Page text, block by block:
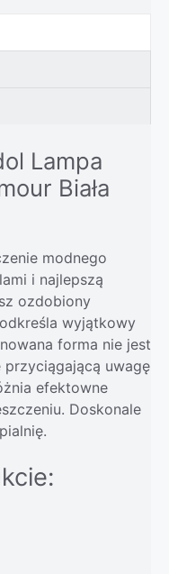
Lampa
Biała
modnego
i najlepszą
ozdobiony
wyjątkowy
forma nie jest
przyciągającą uwagę
efektowne
Doskonale